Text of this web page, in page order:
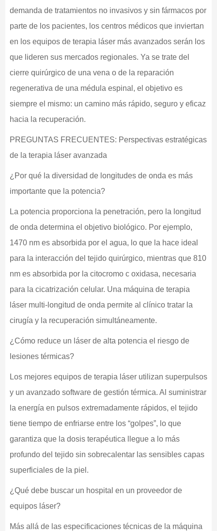
demanda de tratamientos no invasivos y sin fármacos por
parte de los pacientes, los centros médicos que inviertan
en los equipos de terapia láser más avanzados serán los
que lideren sus mercados regionales. Ya se trate del
cierre quirúrgico de una vena o de la reparación
regenerativa de una médula espinal, el objetivo es
siempre el mismo: un camino más rápido, seguro y eficaz
hacia la recuperación.
PREGUNTAS FRECUENTES: Perspectivas estratégicas
de la terapia láser avanzada
¿Por qué la diversidad de longitudes de onda es más
importante que la potencia?
La potencia proporciona la penetración, pero la longitud
de onda determina el objetivo biológico. Por ejemplo,
1470 nm es absorbida por el agua, lo que la hace ideal
para la interacción del tejido quirúrgico, mientras que 810
nm es absorbida por la citocromo c oxidasa, necesaria
para la cicatrización celular. Una máquina de terapia
láser multi-longitud de onda permite al clínico tratar la
cirugía y la recuperación simultáneamente.
¿Cómo reduce un láser de alta potencia el riesgo de
lesiones térmicas?
Los mejores equipos de terapia láser utilizan superpulsos
y un avanzado software de gestión térmica. Al suministrar
la energía en pulsos extremadamente rápidos, el tejido
tiene tiempo de enfriarse entre los “golpes”, lo que
garantiza que la dosis terapéutica llegue a lo más
profundo del tejido sin sobrecalentar las sensibles capas
superficiales de la piel.
¿Qué debe buscar un hospital en un proveedor de
equipos láser?
Más allá de las especificaciones técnicas de la máquina